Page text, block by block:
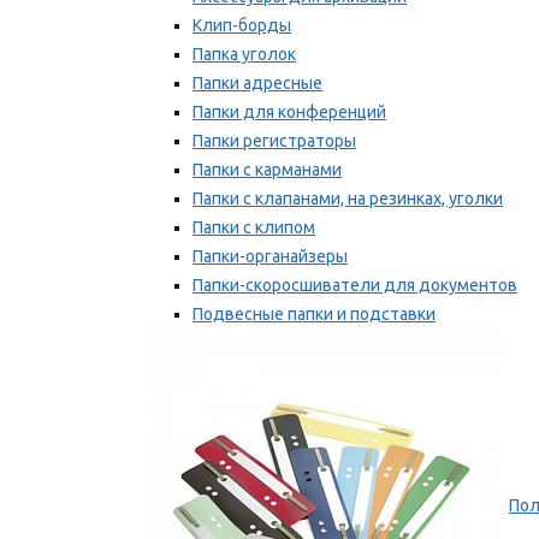
Клип-борды
Папка уголок
Папки адресные
Папки для конференций
Папки регистраторы
Папки с карманами
Папки с клапанами, на резинках, уголки
Папки с клипом
Папки-органайзеры
Папки-скоросшиватели для документов
Подвесные папки и подставки